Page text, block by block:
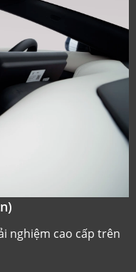
nghiệm cao cấp trên